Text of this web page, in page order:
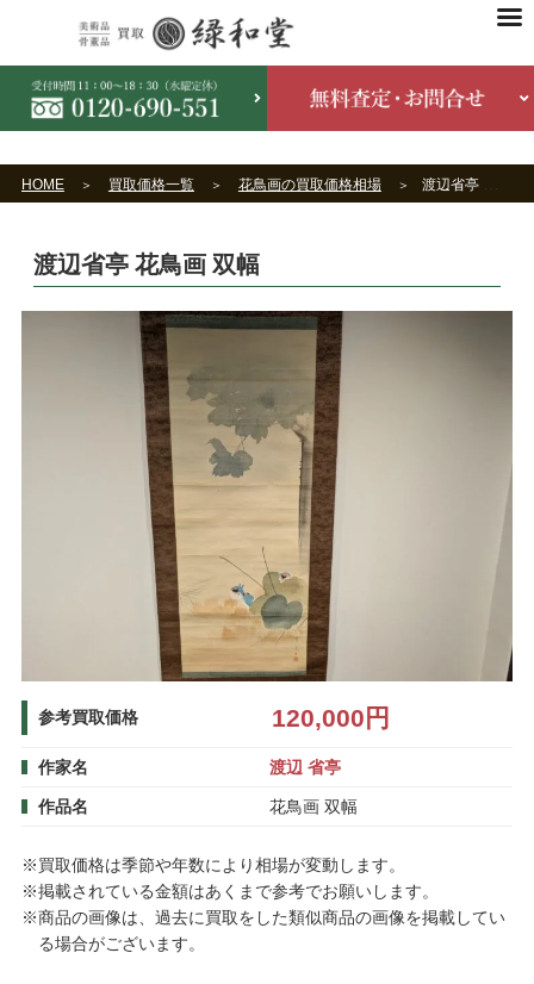
HOME 買取価格一覧 花鳥画の買取価格相場 渡辺省亭 花鳥画 双幅
渡辺省亭 花鳥画 双幅
参考買取価格 120,000円
作家名 渡辺 省亭
作品名 花鳥画 双幅
※買取価格は季節や年数により相場が変動します。
※掲載されている金額はあくまで参考でお願いします。
※商品の画像は、過去に買取をした類似商品の画像を掲載してい
る場合がございます。